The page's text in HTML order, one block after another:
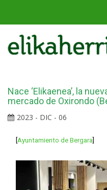
Nace ‘Elikaenea’, la
mercado de Oxirondo
2023 - DIC - 06
Ayuntamiento de Bergara